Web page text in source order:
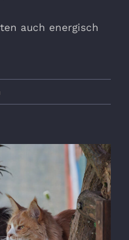
auch energisch